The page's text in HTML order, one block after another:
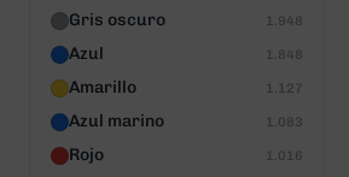
Gris oscuro 1.948
Azul 1.848
Amarillo 1.127
Azul marino 1.083
Rojo 1.016